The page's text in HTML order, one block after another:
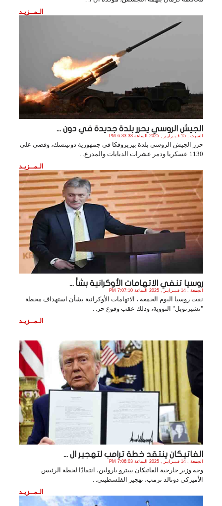
الـمــزيـد
الجيش الروسي يحرر بلدة جديدة في دون ...
السبت , 15 فـبـرايـر , 2025 الساعة 6:33:33 PM
حرر الجيش الروسي بلدة بيريزوفكا في جمهورية دونيتسك، وقضى على
1130 عسكريا ودمر عشرات الدبابات والمدرع. .
الـمــزيـد
روسيا تنفي الاتهامات الأوكرانية بشأ ...
الجمعة , 14 فـبـرايـر , 2025 الساعة 7:07:10 PM
نفت روسيا اليوم الجمعة ، الاتهامات الأوكرانية بشأن استهداف محطة
"تشيرنوبل" النووية، وذلك عقب وقوع حر. .
الـمــزيـد
الفاتيكان ينتقد خطة ترامب لتهجير ال ...
الجمعة , 14 فـبـرايـر , 2025 الساعة 7:06:03 PM
وجه وزير خارجية الفاتيكان بييترو بارولين، انتقادًا لخطة الرئيس
الأميركي دونالد ترمب، تهجير الفلسطيني. .
الـمــزيـد